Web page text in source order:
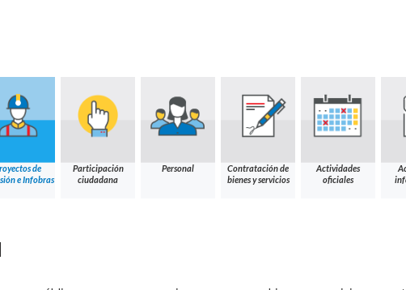
de
e Infobras
Participación
ciudadana
Personal
Contratación de
bienes y servicios
Actividades
oficiales